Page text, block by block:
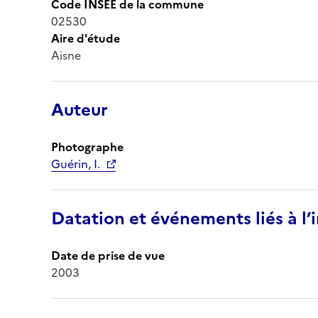
Code INSEE de la commune
02530
Aire d'étude
Aisne
Auteur
Photographe
Guérin, I.
Datation et événements liés à
Date de prise de vue
2003